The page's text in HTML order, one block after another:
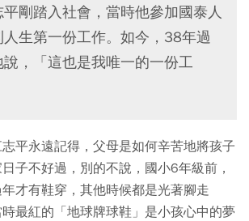
剛踏入社會，當時他參加國泰人
生第一份工作。如今，38年過
，「這也是我唯一的一份工
平永遠記得，父母是如何辛苦地將孩子
子不好過，別的不說，國小6年級前，
才有鞋穿，其他時候都是光著腳走
最紅的「地球牌球鞋」是小孩心中的夢